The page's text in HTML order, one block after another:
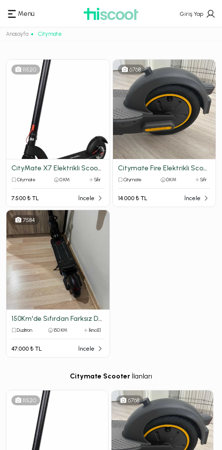
Menü Giriş Yap
Anasayfa Citymate
11520
CityMate X7 Elektrikli Scooter
Citymate 0 KM Sıfır
7.500 ₺ TL İncele
6768
Citymate Fire Elektrikli Scooter - 1 Sene Önce Alındı, Hiç Kullanılmadı
Citymate 0 KM Sıfır
14.000 ₺ TL İncele
7584
150Km'de Sıfırdan Farksız Dualtron Popular
Dualtron 150 KM İkinci El
47.000 ₺ TL İncele
Citymate Scooter İlanları
11520 6768